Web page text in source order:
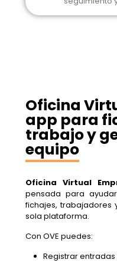
Oficina
app para
trabajo y
equipo
Oficina Virtual
pensada para
fichajes, trabajadores
sola plataforma.
Con OVE puedes:
Registrar entradas